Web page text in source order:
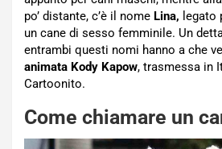
po’ distante, c’è il nome Lina, legato
un cane di sesso femminile. Un
entrambi questi nomi hanno a che
animata Kody Kapow, trasmessa in
Cartoonito.
Come chiamare un